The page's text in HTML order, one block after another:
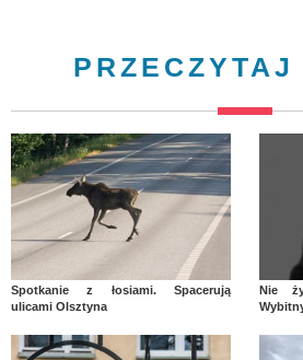
PRZECZYTAJ
Spotkanie z łosiami. Spacerują
ulicami Olsztyna
Nie